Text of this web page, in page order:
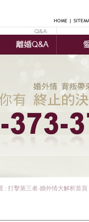
: 打擊第三者-婚外情大解析首頁